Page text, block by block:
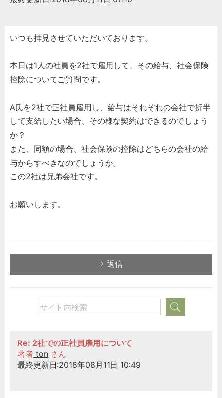
いつも拝見させていただいております。
本日は1人の社員を2社で雇用して、その給与、社会保険
控除についてご質問です。
A氏を2社で正社員雇用し、給与はそれぞれの会社で折半
して支給したい場合、その様な契約はできるのでしょう
か？
また、同額の場合、社会保険の控除はどちらの会社の給
与からすべきなのでしょうか。
この2社は兄弟会社です。
お願いします。
返信
Re: 2社での正社員雇用について
著者 ton さん
最終更新日:2018年08月11日 10:49